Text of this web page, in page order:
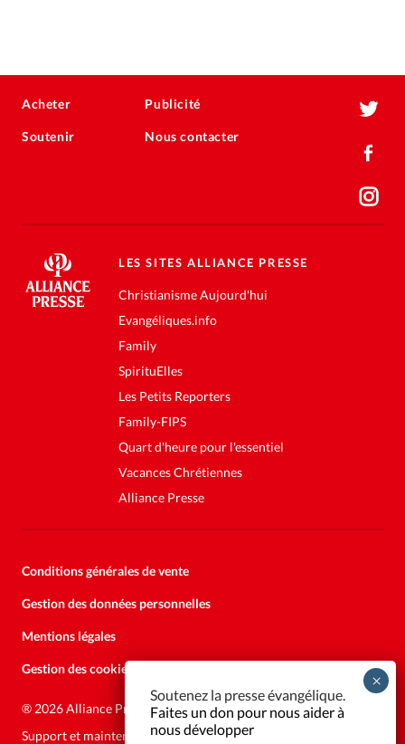
Acheter
Soutenir
Publicité
Nous contacter
LES SITES ALLIANCE PRESSE
Christianisme Aujourd'hui
Evangéliques.info
Family
SpirituElles
Les Petits Reporters
Family-FIPS
Quart d'heure pour l'essentiel
Vacances Chrétiennes
Alliance Presse
Conditions générales de vente
Gestion des données personnelles
Mentions légales
Gestion des cookies
® 2026 Alliance Presse
Support et maintenance:Solutions Kläy
Faites un don pour nous aider à
nous développer